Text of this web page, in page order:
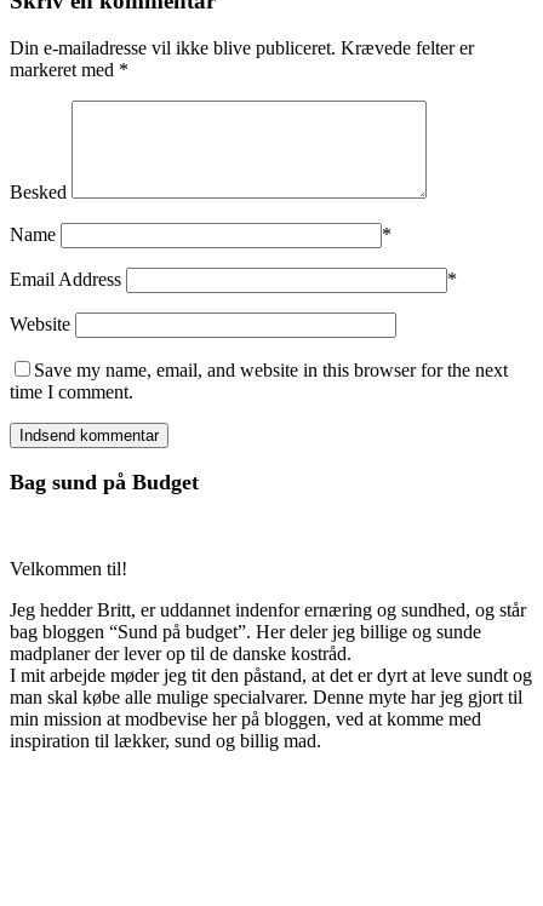
Din e-mailadresse vil ikke blive publiceret. Krævede felter er
markeret med *
Besked
Name *
Email Address *
Website
Save my name, email, and website in this browser for the next
time I comment.
Bag sund på Budget
Velkommen til!
Jeg hedder Britt, er uddannet indenfor ernæring og sundhed, og står
bag bloggen “Sund på budget”. Her deler jeg billige og sunde
madplaner der lever op til de danske kostråd.
I mit arbejde møder jeg tit den påstand, at det er dyrt at leve sundt og
man skal købe alle mulige specialvarer. Denne myte har jeg gjort til
min mission at modbevise her på bloggen, ved at komme med
inspiration til lækker, sund og billig mad.